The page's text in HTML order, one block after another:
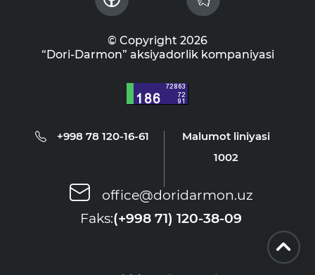
© Copyright 2026
“Dori-Darmon” aksiyadorlik kompaniyasi
+998 78 120-16-61
Malumot liniyasi
1002
office@doridarmon.uz
Faks:(+998 71) 120-38-09